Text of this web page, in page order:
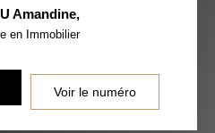
Amandine,
en Immobilier
Voir le numéro